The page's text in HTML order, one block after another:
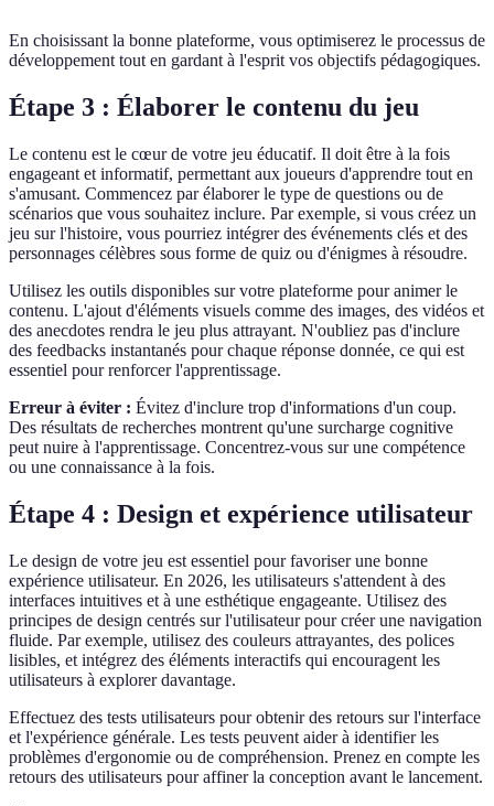
En choisissant la bonne plateforme, vous optimiserez le processus de
développement tout en gardant à l'esprit vos objectifs pédagogiques.
Étape 3 : Élaborer le contenu du jeu
Le contenu est le cœur de votre jeu éducatif. Il doit être à la fois
engageant et informatif, permettant aux joueurs d'apprendre tout en
s'amusant. Commencez par élaborer le type de questions ou de
scénarios que vous souhaitez inclure. Par exemple, si vous créez un
jeu sur l'histoire, vous pourriez intégrer des événements clés et des
personnages célèbres sous forme de quiz ou d'énigmes à résoudre.
Utilisez les outils disponibles sur votre plateforme pour animer le
contenu. L'ajout d'éléments visuels comme des images, des vidéos et
des anecdotes rendra le jeu plus attrayant. N'oubliez pas d'inclure
des feedbacks instantanés pour chaque réponse donnée, ce qui est
essentiel pour renforcer l'apprentissage.
Erreur à éviter : Évitez d'inclure trop d'informations d'un coup.
Des résultats de recherches montrent qu'une surcharge cognitive
peut nuire à l'apprentissage. Concentrez-vous sur une compétence
ou une connaissance à la fois.
Étape 4 : Design et expérience utilisateur
Le design de votre jeu est essentiel pour favoriser une bonne
expérience utilisateur. En 2026, les utilisateurs s'attendent à des
interfaces intuitives et à une esthétique engageante. Utilisez des
principes de design centrés sur l'utilisateur pour créer une navigation
fluide. Par exemple, utilisez des couleurs attrayantes, des polices
lisibles, et intégrez des éléments interactifs qui encouragent les
utilisateurs à explorer davantage.
Effectuez des tests utilisateurs pour obtenir des retours sur l'interface
et l'expérience générale. Les tests peuvent aider à identifier les
problèmes d'ergonomie ou de compréhension. Prenez en compte les
retours des utilisateurs pour affiner la conception avant le lancement.